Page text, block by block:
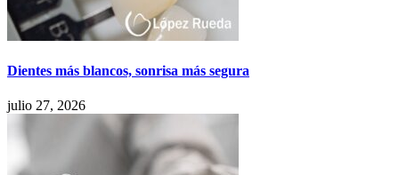
Dientes más blancos, sonrisa más segura
julio 27, 2026